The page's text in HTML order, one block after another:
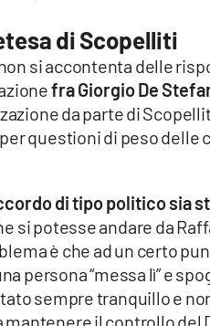
di Scopelliti
si accontenta delle
fra Giorgio De
da parte di
questioni di peso delle
di tipo politico sia
si potesse andare da
è che ad un certo
persona “messa lì” e
sempre tranquillo e